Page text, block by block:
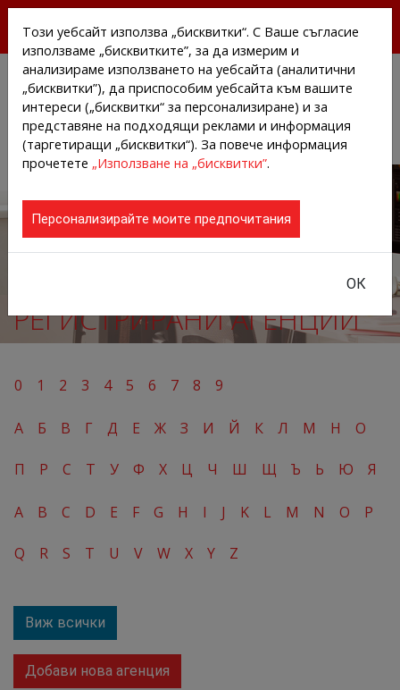
АГЕНЦИИТЕ И КОМПАНИИТЕ
РЕГИСТРИРАНИ АГЕНЦИИ
0 1 2 3 4 5 6 7 8 9
А Б В Г Д Е Ж З И Й К Л М Н О
П Р С Т У Ф Х Ц Ч Ш Щ Ъ Ь Ю Я
A B C D E F G H I J K L M N O P
Q R S T U V W X Y Z
Виж всички
Добави нова агенция
Този уебсайт използва „бисквитки“. С Ваше съгласие
използваме „бисквитките”, за да измерим и
анализираме използването на уебсайта (аналитични
„бисквитки”), да приспособим уебсайта към вашите
интереси („бисквитки“ за персонализиране) и за
представяне на подходящи реклами и информация
(таргетиращи „бисквитки“). За повече информация
прочетете „Използване на „бисквитки”.
Персонализирайте моите предпочитания
ОК